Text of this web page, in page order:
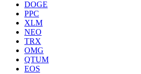
DOGE
PPC
XLM
NEO
TRX
OMG
QTUM
EOS